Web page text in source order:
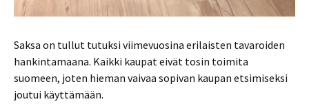
Saksa on tullut tutuksi viimevuosina erilaisten tavaroiden
hankintamaana. Kaikki kaupat eivät tosin toimita
suomeen, joten hieman vaivaa sopivan kaupan etsimiseksi
joutui käyttämään.